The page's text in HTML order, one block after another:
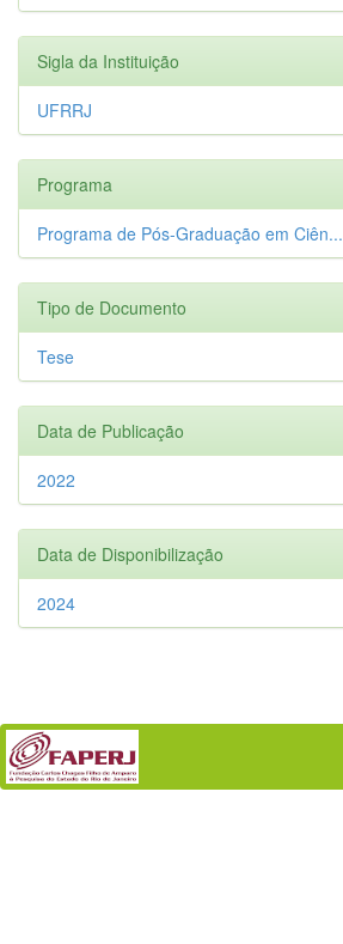
Sigla da Instituição
UFRRJ
Programa
Programa de Pós-Graduação em Ciên...
Tipo de Documento
Tese
Data de Publicação
2022
Data de Disponibilização
2024